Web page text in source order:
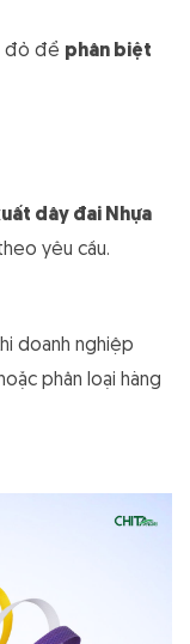
đỏ để phân biệt
dây đai Nhựa
yêu cầu.
doanh nghiệp
phân loại hàng